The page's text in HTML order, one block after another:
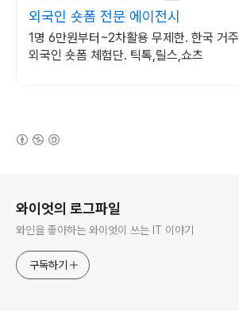
외국인 숏폼 전문 에이전시
1명 6만원부터~2차활용 무제한. 한국 거주
외국인 숏폼 체험단. 틱톡,릴스,쇼츠
와이엇의 로그파일
와인을 좋아하는 와이엇이 쓰는 IT 이야기
구독하기